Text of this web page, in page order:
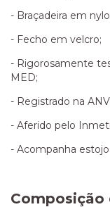
- Braçadeira em
- Fecho em velcro;
- Rigorosamente
MED;
- Registrado na
- Aferido pelo
- Acompanha
Composição